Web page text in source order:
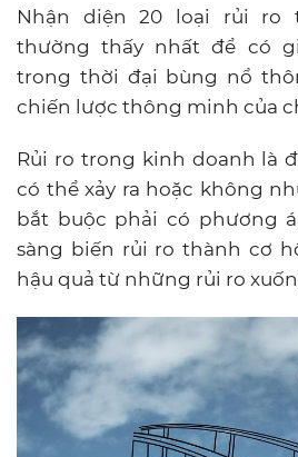
Nhận diện 20 loại rủi ro
thường thấy nhất để có
trong thời đại bùng nổ
chiến lược thông minh của
Rủi ro trong kinh doanh là
có thể xảy ra hoặc không
bắt buộc phải có phương
sàng biến rủi ro thành cơ
hậu quả từ những rủi ro